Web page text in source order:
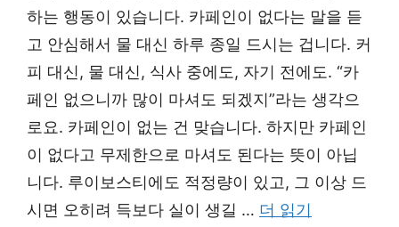
하는 행동이 있습니다. 카페인이 없다는 말을 듣
고 안심해서 물 대신 하루 종일 드시는 겁니다. 커
피 대신, 물 대신, 식사 중에도, 자기 전에도. “카
페인 없으니까 많이 마셔도 되겠지”라는 생각으
로요. 카페인이 없는 건 맞습니다. 하지만 카페인
이 없다고 무제한으로 마셔도 된다는 뜻이 아닙
니다. 루이보스티에도 적정량이 있고, 그 이상 드
시면 오히려 득보다 실이 생길 … 더 읽기